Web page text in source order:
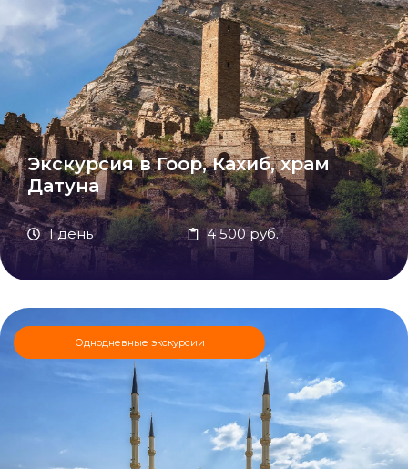
Экскурсия в Гоор, Кахиб, храм
Датуна
1 день 4 500 руб.
Однодневные экскурсии